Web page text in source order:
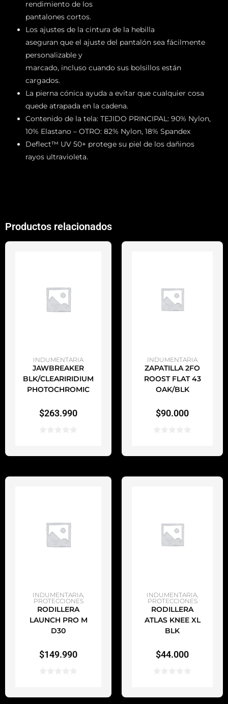
rendimiento de los
pantalones cortos.
Los ajustes de la cintura de la hebilla
aseguran que el ajuste del pantalón sea fácilmente
personalizable y
marcado, incluso cuando sus bolsillos están
cargados.
La pierna cónica ayuda a evitar que cualquier cosa
quede atrapada en la cadena.
Contenido de la tela: TEJIDO PRINCIPAL: 90% Nylon,
10% Elastano – OTRO: 82% Nylon, 18% Spandex
Deflect™ UV 50+ protege su piel de los dañinos
rayos ultravioleta.
Productos relacionados
AÑADIR AL CARRITO
INDUMENTARIA
JAWBREAKER
BLK/CLEARIRIDIUM
PHOTOCHROMIC
$263.990
AÑADIR AL CARRITO
INDUMENTARIA
ZAPATILLA 2FO
ROOST FLAT 43
OAK/BLK
$90.000
AÑADIR AL CARRITO
INDUMENTARIA
PROTECCIONES
RODILLERA
LAUNCH PRO M
D30
$149.990
AÑADIR AL CARRITO
INDUMENTARIA
PROTECCIONES
RODILLERA
ATLAS KNEE XL
BLK
$44.000